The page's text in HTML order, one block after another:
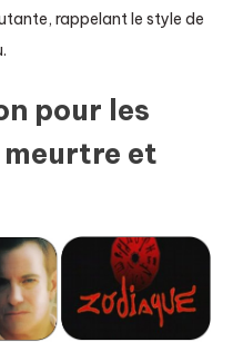
rappelant le style de
pour les
et